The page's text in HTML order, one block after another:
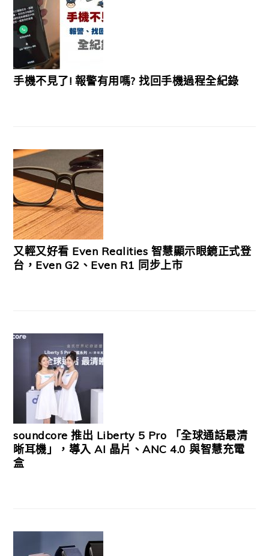
手機不見了! 報警有用嗎? 找回手機過程全紀錄
又輕又好看 Even Realities 智慧顯示眼鏡正式登
台，Even G2、Even R1 同步上市
soundcore 推出 Liberty 5 Pro 「全球通話最清
晰耳機」，導入 AI 晶片、ANC 4.0 與智慧充電
盒